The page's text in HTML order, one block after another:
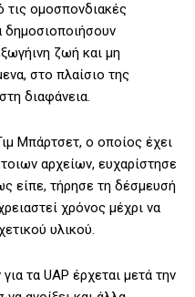
τις ομοσπονδιακές
δημοσιοποιήσουν
ζωή και μη
στο πλαίσιο της
διαφάνεια.
Μπάρτσετ, ο οποίος έχει
αρχείων, ευχαρίστησε
είπε, τήρησε τη δέσμευσή
χρόνος μέχρι να
υλικού.
τα UAP έρχεται μετά την